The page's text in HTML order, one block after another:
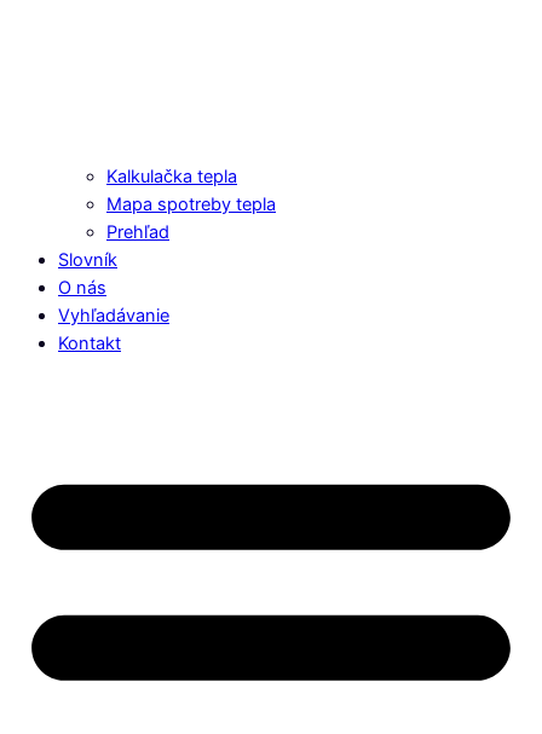
Kalkulačka tepla
Mapa spotreby tepla
Prehľad
Slovník
O nás
Vyhľadávanie
Kontakt